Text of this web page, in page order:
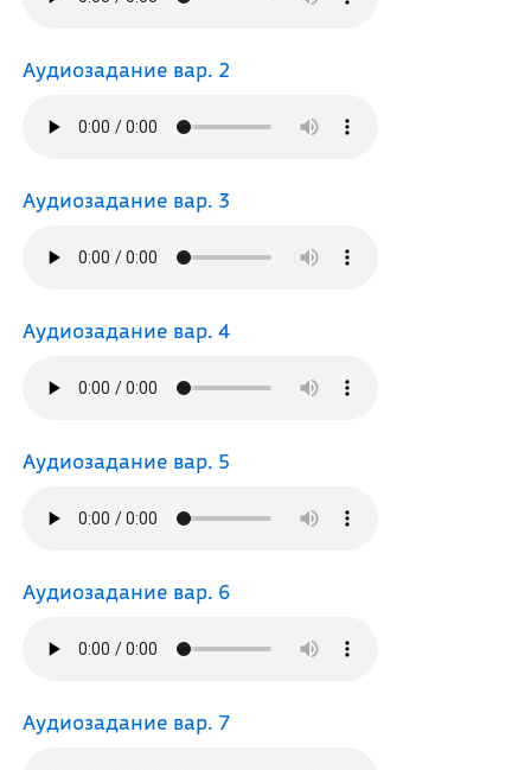
Аудиозадание вар. 2
Аудиозадание вар. 3
Аудиозадание вар. 4
Аудиозадание вар. 5
Аудиозадание вар. 6
Аудиозадание вар. 7